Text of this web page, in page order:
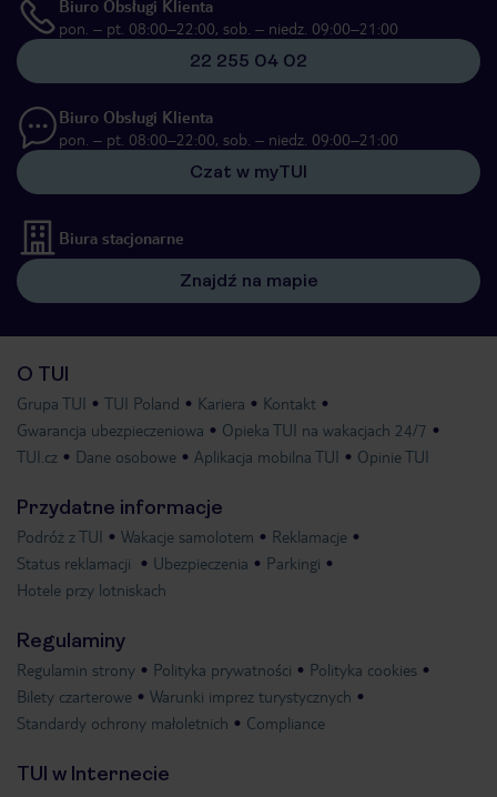
Biuro Obsługi Klienta
pon. – pt. 08:00–22:00, sob. – niedz. 09:00–21:00
22 255 04 02
Biuro Obsługi Klienta
pon. – pt. 08:00–22:00, sob. – niedz. 09:00–21:00
Czat w myTUI
Biura stacjonarne
Znajdź na mapie
O TUI
Grupa TUI TUI Poland Kariera
Kontakt
Gwarancja ubezpieczeniowa
Opieka TUI na wakacjach 24/7
TUI.cz
Dane osobowe Aplikacja mobilna TUI Opinie TUI
Przydatne informacje
Podróż z TUI Wakacje samolotem
Reklamacje
Status reklamacji
Ubezpieczenia
Parkingi
Hotele przy lotniskach
Regulaminy
Regulamin strony Polityka prywatności
Polityka cookies
Bilety czarterowe
Warunki imprez turystycznych
Standardy ochrony małoletnich
Compliance
TUI w Internecie